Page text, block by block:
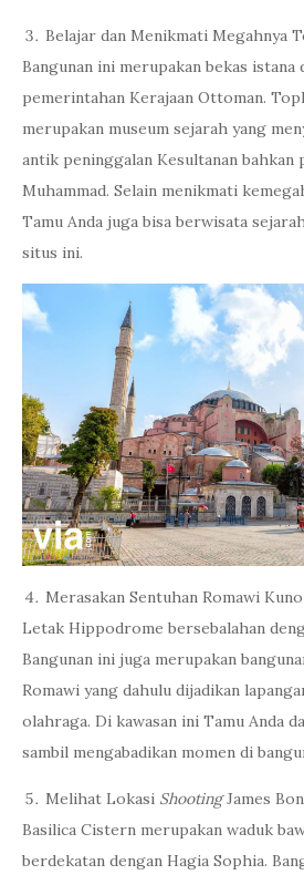
Belajar dan Menikmati Megahnya
Bangunan ini merupakan bekas istana
pemerintahan Kerajaan Ottoman.
merupakan museum sejarah yang
antik peninggalan Kesultanan bahkan
Muhammad. Selain menikmati
Tamu Anda juga bisa berwisata
situs ini.
Merasakan Sentuhan Romawi
Letak Hippodrome bersebalahan
Bangunan ini juga merupakan
Romawi yang dahulu dijadikan
olahraga. Di kawasan ini Tamu Anda
sambil mengabadikan momen di
Melihat Lokasi ShootingJames
Basilica Cistern merupakan waduk
berdekatan dengan Hagia Sophia.